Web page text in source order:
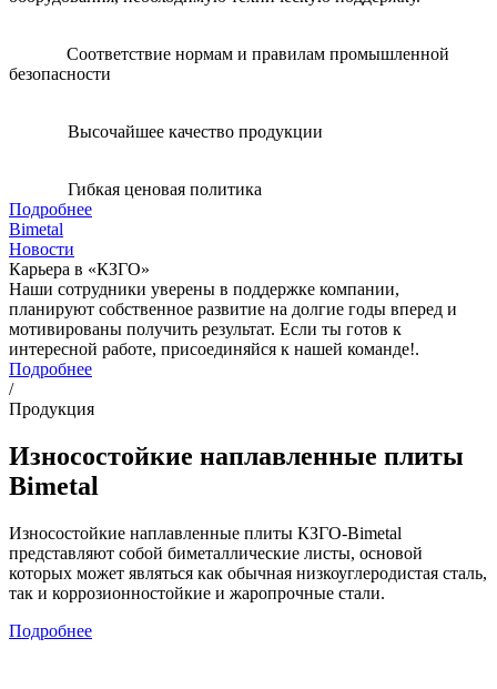
Соответствие нормам и правилам промышленной
безопасности
Высочайшее качество продукции
Гибкая ценовая политика
Подробнее
Bimetal
Новости
Карьера в «КЗГО»
Наши сотрудники уверены в поддержке компании,
планируют собственное развитие на долгие годы вперед и
мотивированы получить результат. Если ты готов к
интересной работе, присоединяйся к нашей команде!.
Подробнее
/
Продукция
Износостойкие наплавленные плиты
Bimetal
Износостойкие наплавленные плиты КЗГО-Bimetal
представляют собой биметаллические листы, основой
которых может являться как обычная низкоуглеродистая сталь,
так и коррозионностойкие и жаропрочные стали.
Подробнее